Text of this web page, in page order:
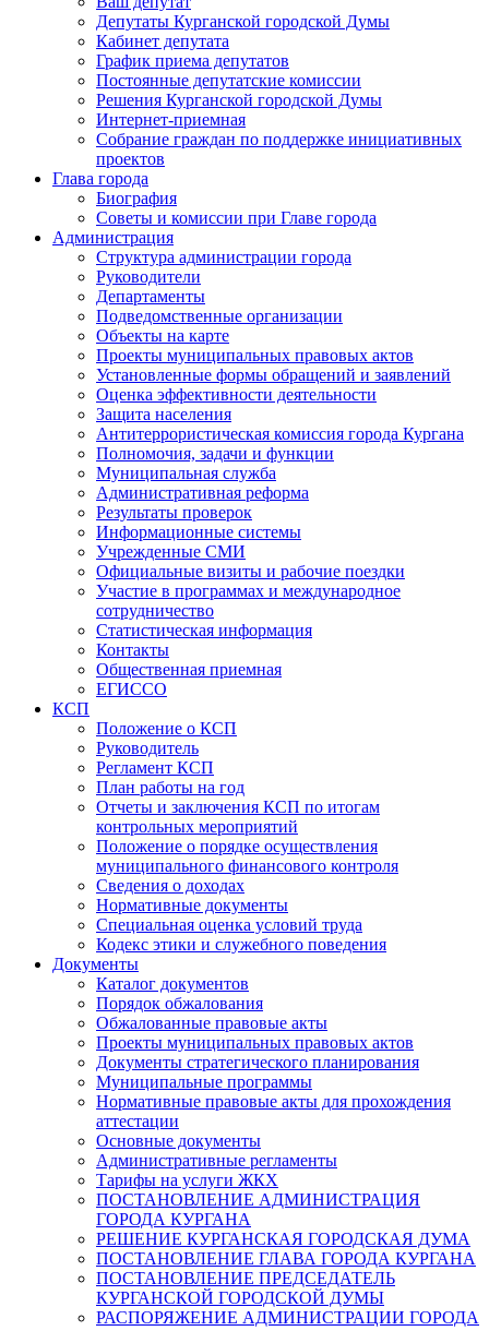
Депутаты Курганской городской Думы
Кабинет депутата
График приема депутатов
Постоянные депутатские комиссии
Решения Курганской городской Думы
Интернет-приемная
Собрание граждан по поддержке инициативных
проектов
Глава города
Биография
Советы и комиссии при Главе города
Администрация
Структура администрации города
Руководители
Департаменты
Подведомственные организации
Объекты на карте
Проекты муниципальных правовых актов
Установленные формы обращений и заявлений
Оценка эффективности деятельности
Защита населения
Антитеррористическая комиссия города Кургана
Полномочия, задачи и функции
Муниципальная служба
Административная реформа
Результаты проверок
Информационные системы
Учрежденные СМИ
Официальные визиты и рабочие поездки
Участие в программах и международное
сотрудничество
Статистическая информация
Контакты
Общественная приемная
ЕГИССО
КСП
Положение о КСП
Руководитель
Регламент КСП
План работы на год
Отчеты и заключения КСП по итогам
контрольных мероприятий
Положение о порядке осуществления
муниципального финансового контроля
Сведения о доходах
Нормативные документы
Специальная оценка условий труда
Кодекс этики и служебного поведения
Документы
Каталог документов
Порядок обжалования
Обжалованные правовые акты
Проекты муниципальных правовых актов
Документы стратегического планирования
Муниципальные программы
Нормативные правовые акты для прохождения
аттестации
Основные документы
Административные регламенты
Тарифы на услуги ЖКХ
ПОСТАНОВЛЕНИЕ АДМИНИСТРАЦИЯ
ГОРОДА КУРГАНА
РЕШЕНИЕ КУРГАНСКАЯ ГОРОДСКАЯ ДУМА
ПОСТАНОВЛЕНИЕ ГЛАВА ГОРОДА КУРГАНА
ПОСТАНОВЛЕНИЕ ПРЕДСЕДАТЕЛЬ
КУРГАНСКОЙ ГОРОДСКОЙ ДУМЫ
РАСПОРЯЖЕНИЕ АДМИНИСТРАЦИИ ГОРОДА